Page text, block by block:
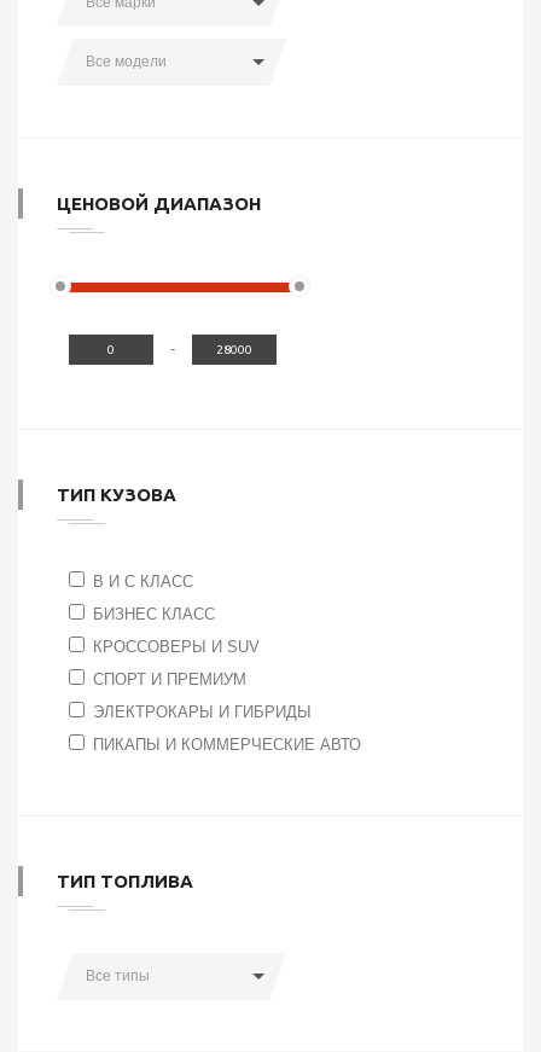
Все модели
ЦЕНОВОЙ ДИАПАЗОН
-
ТИП КУЗОВА
B И C КЛАСС
БИЗНЕС КЛАСС
КРОССОВЕРЫ И SUV
СПОРТ И ПРЕМИУМ
ЭЛЕКТРОКАРЫ И ГИБРИДЫ
ПИКАПЫ И КОММЕРЧЕСКИЕ АВТО
ТИП ТОПЛИВА
Все типы